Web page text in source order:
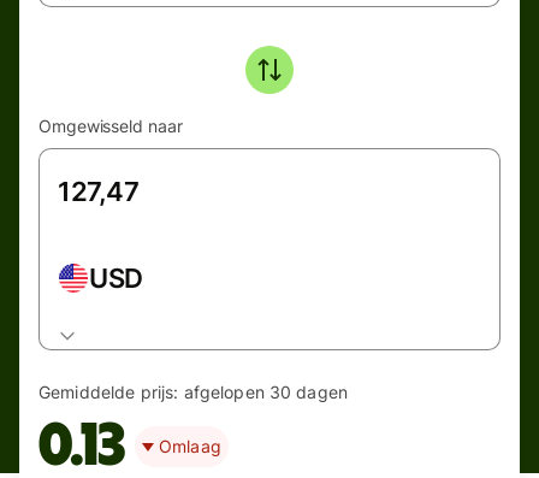
Omgewisseld naar
USD
Gemiddelde prijs: afgelopen 30 dagen
0.13 Omlaag